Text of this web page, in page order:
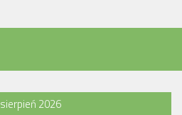
sierpień 2026